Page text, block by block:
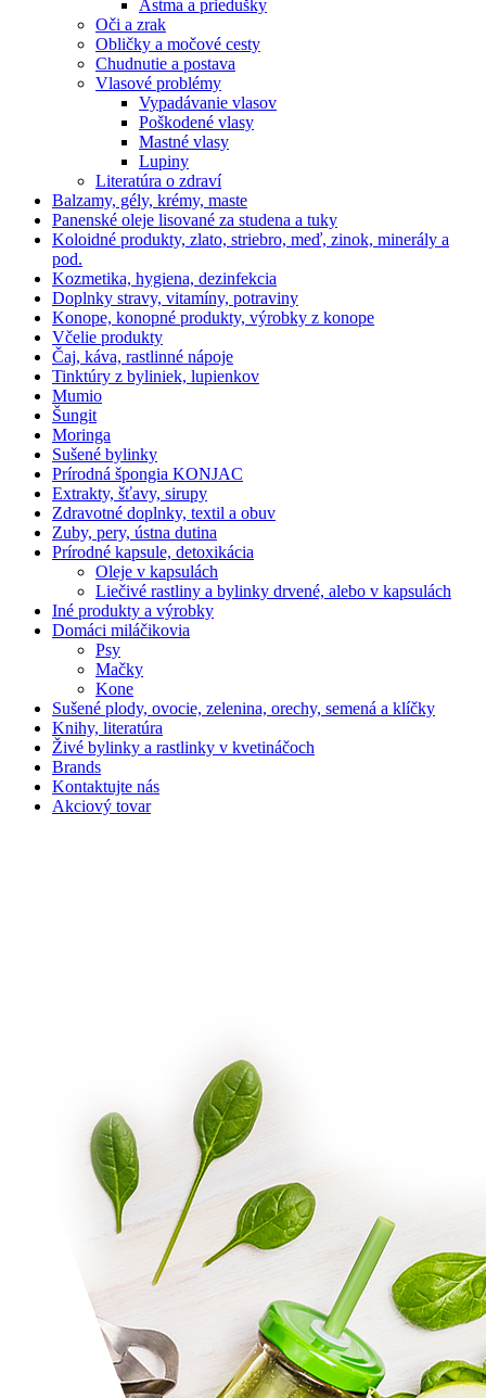
Astma a priedušky
Oči a zrak
Obličky a močové cesty
Chudnutie a postava
Vlasové problémy
Vypadávanie vlasov
Poškodené vlasy
Mastné vlasy
Lupiny
Literatúra o zdraví
Balzamy, gély, krémy, maste
Panenské oleje lisované za studena a tuky
Koloidné produkty, zlato, striebro, meď, zinok, minerály a
pod.
Kozmetika, hygiena, dezinfekcia
Doplnky stravy, vitamíny, potraviny
Konope, konopné produkty, výrobky z konope
Včelie produkty
Čaj, káva, rastlinné nápoje
Tinktúry z byliniek, lupienkov
Mumio
Šungit
Moringa
Sušené bylinky
Prírodná špongia KONJAC
Extrakty, šťavy, sirupy
Zdravotné doplnky, textil a obuv
Zuby, pery, ústna dutina
Prírodné kapsule, detoxikácia
Oleje v kapsulách
Liečivé rastliny a bylinky drvené, alebo v kapsulách
Iné produkty a výrobky
Domáci miláčikovia
Psy
Mačky
Kone
Sušené plody, ovocie, zelenina, orechy, semená a klíčky
Knihy, literatúra
Živé bylinky a rastlinky v kvetináčoch
Brands
Kontaktujte nás
Akciový tovar